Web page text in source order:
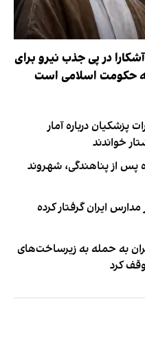
در پی جذب نیرو برای
حکومت اسلامی است
پزشکیان درباره آمار
خواندند
زن ایرانی ۵ ماه پس از پناهندگی، شهروند
ایران گرفتار کرده
به حمله به زیرساخت‌های
کرد